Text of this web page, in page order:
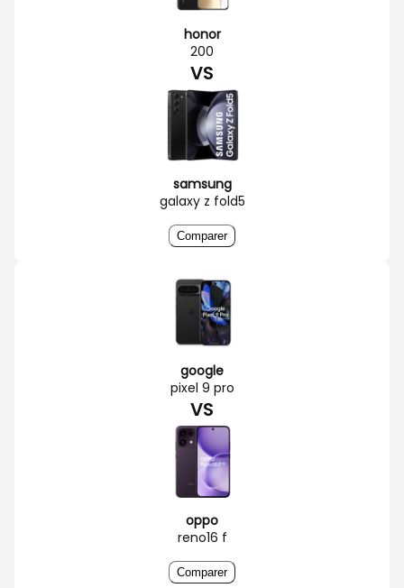
honor
200
VS
samsung
galaxy z fold5
Comparer
google
pixel 9 pro
VS
oppo
reno16 f
Comparer